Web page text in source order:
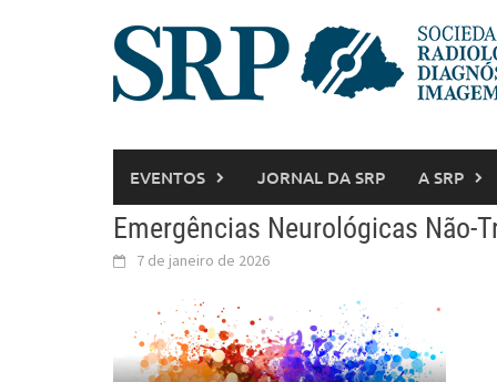
EVENTOS JORNAL DA SRP A SRP
Emergências Neurológicas Não-
7 de janeiro de 2026